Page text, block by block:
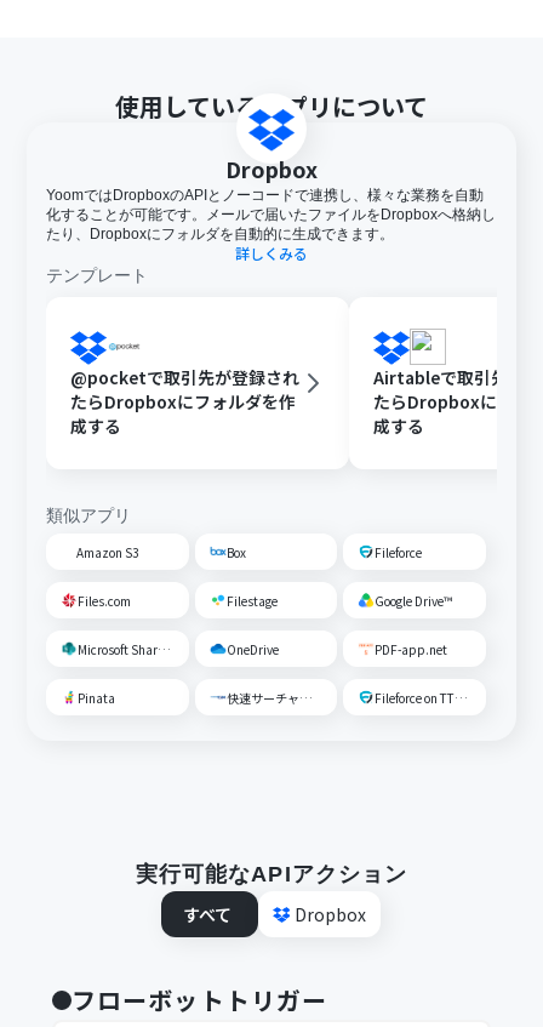
使用しているアプリについて
Dropbox
YoomではDropboxのAPIとノーコードで連携し、様々な業務を自動
化することが可能です。メールで届いたファイルをDropboxへ格納し
たり、Dropboxにフォルダを自動的に生成できます。
詳しくみる
テンプレート
@pocketで取引先が登録され
たらDropboxにフォルダを作
成する
Airtableで取引先が
たらDropboxにフォ
成する
類似アプリ
Amazon S3 Box Fileforce
Files.com Filestage Google Drive™
Microsoft SharePoint OneDrive PDF-app.net
Pinata 快速サーチャーGX Fileforce on TTS Cloud
実行可能なAPIアクション
すべて
Dropbox
フローボットトリガー